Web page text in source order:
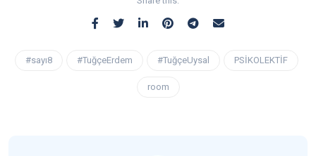
#sayı8 #TuğçeErdem #TuğçeUysal PSİKOLEKTİF
room